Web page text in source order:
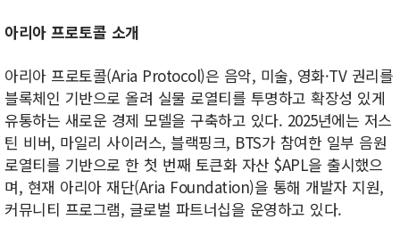
아리아 프로토콜 소개
아리아 프로토콜(Aria Protocol)은 음악, 미술, 영화·TV 권리를
블록체인 기반으로 올려 실물 로열티를 투명하고 확장성 있게
유통하는 새로운 경제 모델을 구축하고 있다. 2025년에는 저스
틴 비버, 마일리 사이러스, 블랙핑크, BTS가 참여한 일부 음원
로열티를 기반으로 한 첫 번째 토큰화 자산 $APL을 출시했으
며, 현재 아리아 재단(Aria Foundation)을 통해 개발자 지원,
커뮤니티 프로그램, 글로벌 파트너십을 운영하고 있다.